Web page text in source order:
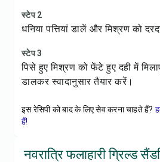
स्टेप 2
धनिया पत्तियां डालें और मिश्रण को
स्टेप 3
पिसे हुए मिश्रण को फेंटे हुए दही में
डालकर स्वादानुसार तैयार करें।
इस रेसिपी को बाद के लिए सेव करना चाहते हैं?
हैं!
नवरात्रि फलाहारी ग्रिल्ड